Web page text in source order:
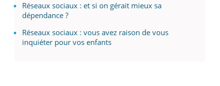
Réseaux sociaux : et si on gérait mieux sa
dépendance ?
Réseaux sociaux : vous avez raison de vous
inquiéter pour vos enfants